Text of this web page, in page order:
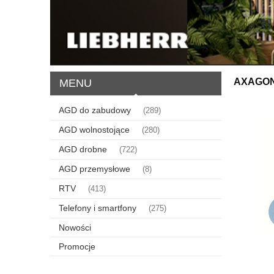
MENU
AGD do zabudowy (289)
AGD wolnostojące (280)
AGD drobne (722)
AGD przemysłowe (8)
RTV (413)
Telefony i smartfony (275)
Nowości
Promocje